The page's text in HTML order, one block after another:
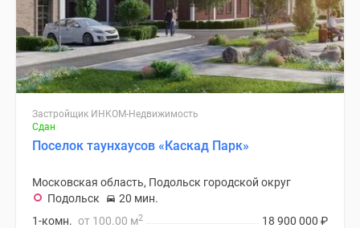
Застройщик ИНКОМ-Недвижимость
Сдан
Поселок таунхаусов «Каскад Парк»
Московская область, Подольск городской округ
Подольск
20 мин.
18 900 000 ₽
1-комн. от 100.00 м2